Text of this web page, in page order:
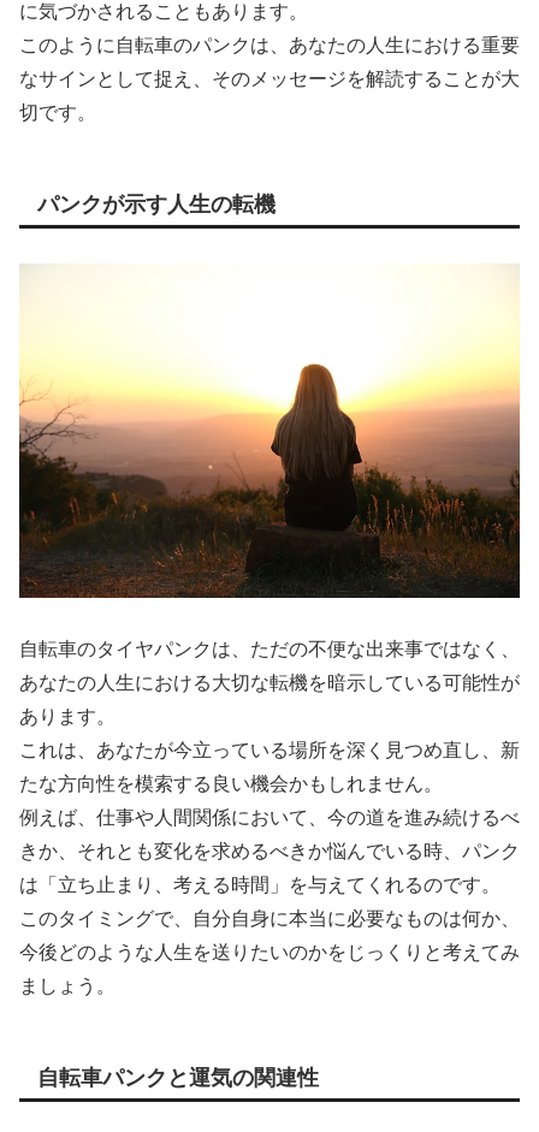
に気づかされることもあります。
このように自転車のパンクは、あなたの人生における重要
なサインとして捉え、そのメッセージを解読することが大
切です。
パンクが示す人生の転機
自転車のタイヤパンクは、ただの不便な出来事ではなく、
あなたの人生における大切な転機を暗示している可能性が
あります。
これは、あなたが今立っている場所を深く見つめ直し、新
たな方向性を模索する良い機会かもしれません。
例えば、仕事や人間関係において、今の道を進み続けるべ
きか、それとも変化を求めるべきか悩んでいる時、パンク
は「立ち止まり、考える時間」を与えてくれるのです。
このタイミングで、自分自身に本当に必要なものは何か、
今後どのような人生を送りたいのかをじっくりと考えてみ
ましょう。
自転車パンクと運気の関連性